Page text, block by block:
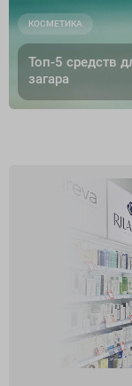
КОСМЕТИКА
Топ-5 средств
загара